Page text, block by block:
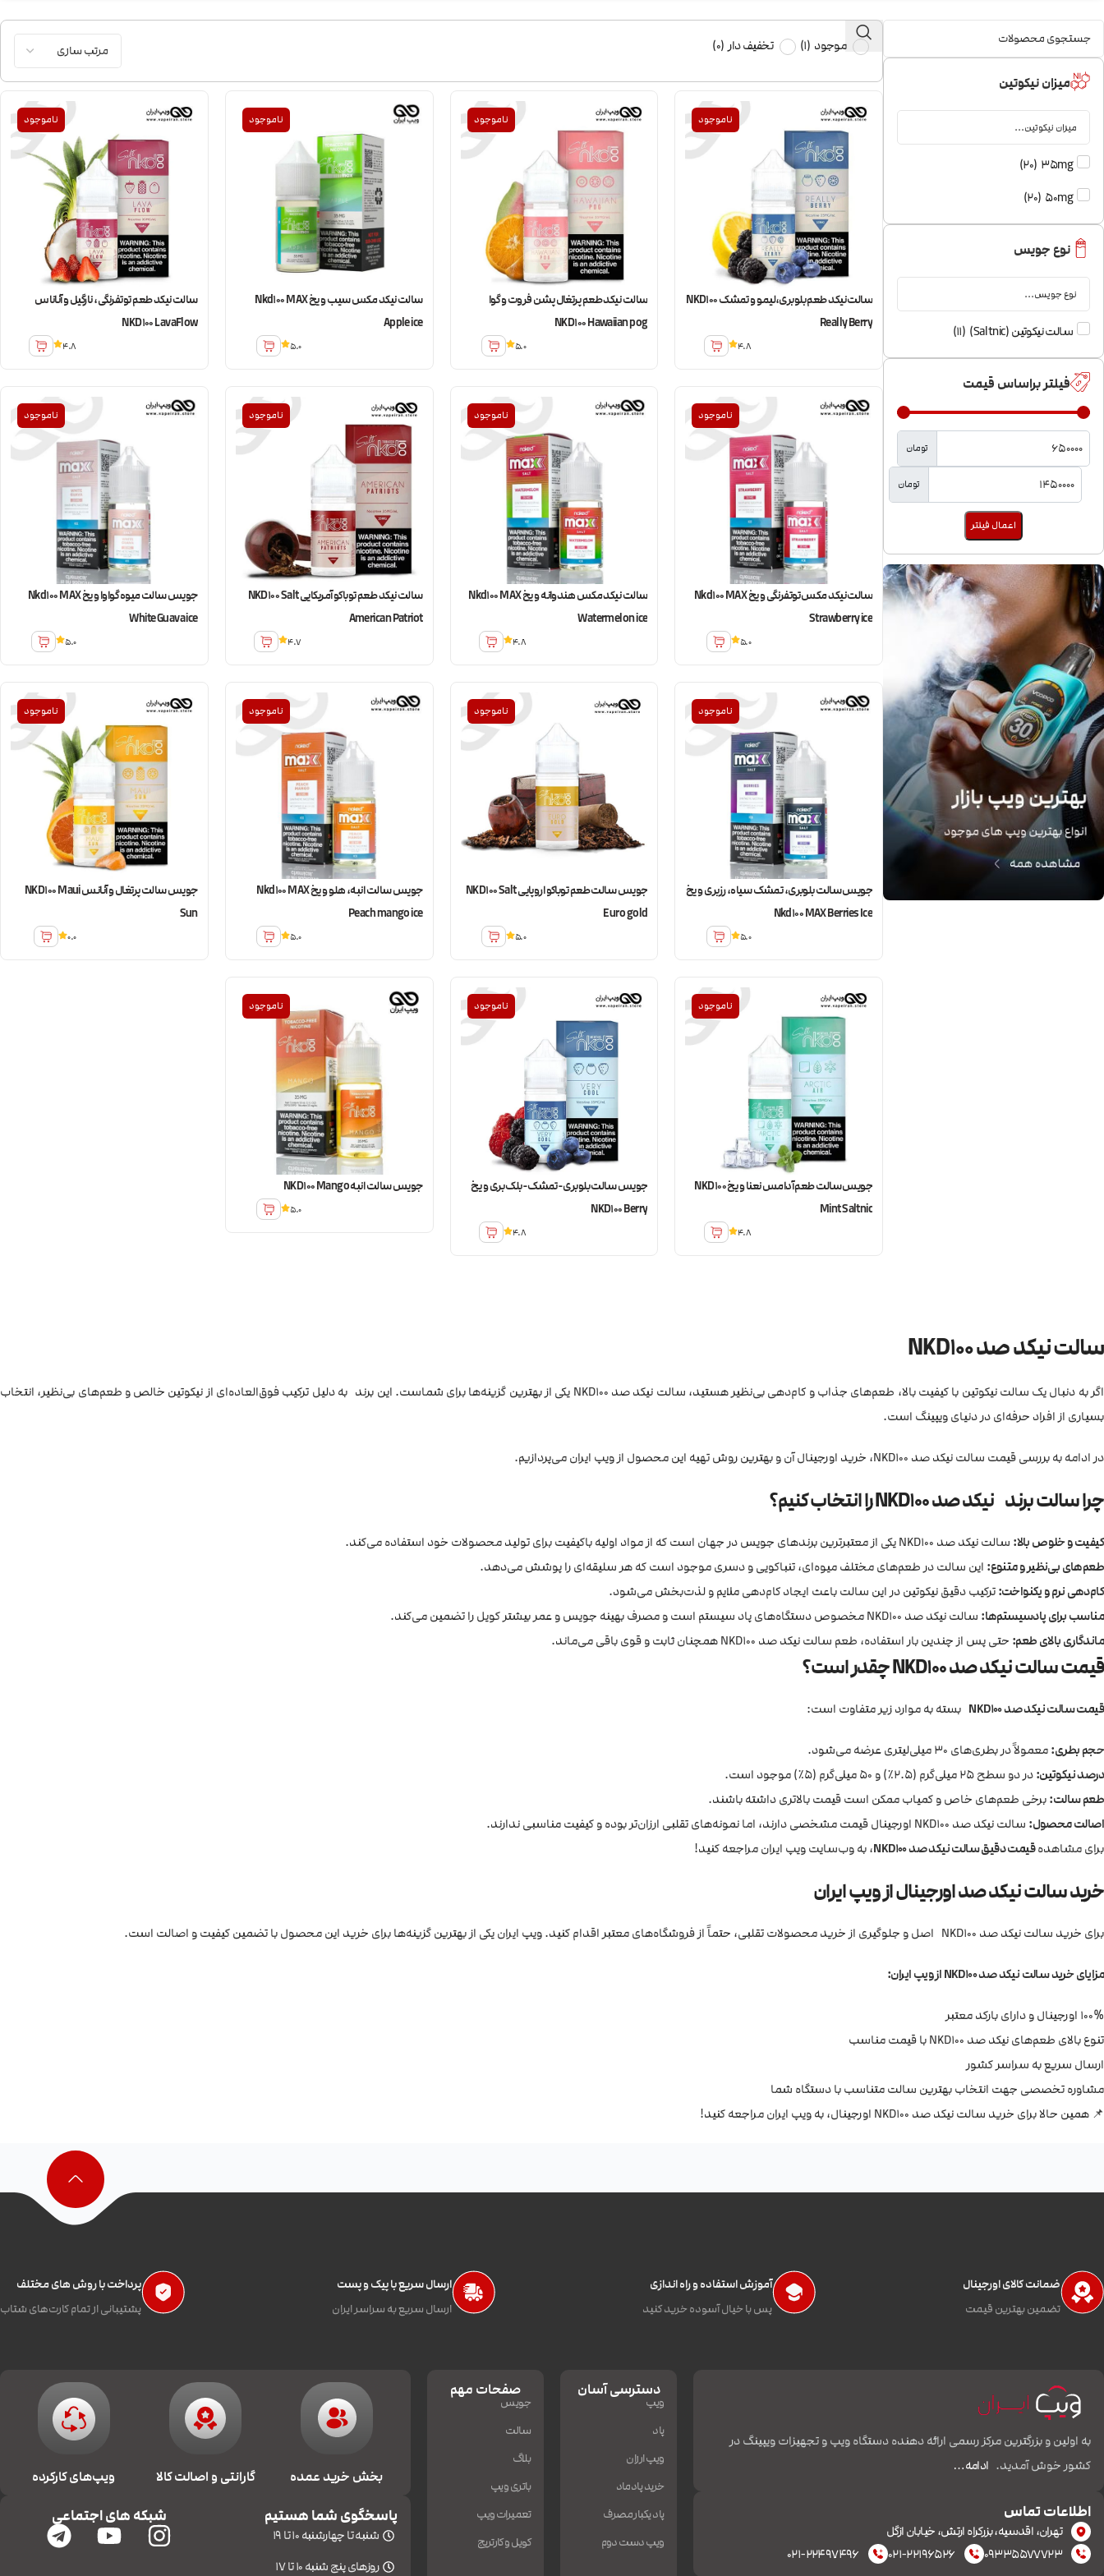
میزان نیکوتین
35mg
(
20
)
50mg
(
20
)
نوع جویس
سالت نیکوتین (Saltnic) (
11
)
فیلتر براساس قیمت
تومان
تومان
اعمال فیلتر
موجود (
1
) تخفیف دار (
0
)
ناموجود
سالت نیکد طعم بلوبری،لیمو و تمشک NKD100
Really Berry
4.8
ناموجود
سالت نیکد طعم پرتغال پشن فروت و گوا
NKD100 Hawaiian pog
5.0
ناموجود
سالت نیکد مکس سیب و یخ Nkd100 MAX
Apple ice
5.0
ناموجود
سالت نیکد طعم توتفرنگی، نارگیل و آناناس
NKD100 LavaFlow
4.8
ناموجود
سالت نیکد مکس توتفرنگی و یخ Nkd100 MAX
Strawberry ice
5.0
ناموجود
سالت نیکد مکس هندوانه و یخ Nkd100 MAX
Watermelon ice
4.8
ناموجود
سالت نیکد طعم توباکو آمریکایی NKD100 Salt
American Patriot
4.7
ناموجود
جویس سالت میوه گواوا و یخ Nkd100 MAX
White Guava ice
5.0
ناموجود
جویس سالت بلوبری، تمشک سیاه، رزبری و یخ
Nkd100 MAX Berries Ice
5.0
ناموجود
جویس سالت طعم توباکو اروپایی NKD100 Salt
Euro gold
5.0
ناموجود
جویس سالت انبه، هلو و یخ Nkd100 MAX
Peach mango ice
5.0
ناموجود
جویس سالت پرتغال و آنانس NKD100 Maui
Sun
0.0
ناموجود
جویس سالت طعم آدامس نعنا و یخ NKD100
Mint Saltnic
4.8
ناموجود
جویس سالت بلوبری-تمشک-بلک بری و یخ
NKD100 Berry
4.8
ناموجود
جویس سالت انبه NKD100 Mango
5.0
سالت نیکد صد NKD100
اگر به دنبال یک سالت نیکوتین با کیفیت بالا، طعم‌های جذاب و کام‌دهی بی‌نظیر هستید، سالت نیکد صد NKD100 یکی از بهترین گزینه‌ها برای شماست. این برند به دلیل ترکیب فوق‌العاده‌ای از نیکوتین خالص و طعم‌های بی‌نظیر، انتخاب
بسیاری از افراد حرفه‌ای در دنیای ویپینگ است.
در ادامه به بررسی قیمت سالت نیکد صد NKD100، خرید اورجینال آن و بهترین روش تهیه این محصول از ویپ ایران می‌پردازیم.
چرا سالت برند نیکد صد NKD100 را انتخاب کنیم؟
کیفیت و خلوص بالا: سالت نیکد صد NKD100 یکی از معتبرترین برندهای جویس در جهان است که از مواد اولیه باکیفیت برای تولید محصولات خود استفاده می‌کند.
طعم‌های بی‌نظیر و متنوع: این سالت در طعم‌های مختلف میوه‌ای، تنباکویی و دسری موجود است که هر سلیقه‌ای را پوشش می‌دهد.
کام‌دهی نرم و یکنواخت:ترکیب دقیق نیکوتین در این سالت باعث ایجاد کام‌دهی ملایم و لذت‌بخش می‌شود.
مناسب برای پادسیستم‌ها: سالت نیکد صد NKD100 مخصوص دستگاه‌های پاد سیستم است و مصرف بهینه جویس و عمر بیشتر کویل را تضمین می‌کند.
ماندگاری بالای طعم: حتی پس از چندین بار استفاده، طعم سالت نیکد صد NKD100 همچنان ثابت و قوی باقی می‌ماند.
قیمت سالت نیکد صد NKD100 چقدر است؟
قیمت سالت نیکد صد NKD100 بسته به موارد زیر متفاوت است:
حجم بطری:معمولاً در بطری‌های 30 میلی‌لیتری عرضه می‌شود.
درصد نیکوتین:در دو سطح 25 میلی‌گرم (2.5٪) و 50 میلی‌گرم (5٪) موجود است.
طعم سالت:برخی طعم‌های خاص و کمیاب ممکن است قیمت بالاتری داشته باشند.
اصالت محصول: سالت نیکد صد NKD100 اورجینال قیمت مشخصی دارند، اما نمونه‌های تقلبی ارزان‌تر بوده و کیفیت مناسبی ندارند.
برای مشاهدهقیمت دقیق سالت نیکد صد NKD100 ، به وب‌سایت ویپ ایران مراجعه کنید!
خرید سالت نیکد صد اورجینال از ویپ ایران
برای خرید سالت نیکد صد NKD100 اصل و جلوگیری از خرید محصولات تقلبی، حتماً از فروشگاه‌های معتبر اقدام کنید. ویپ ایران یکی از بهترین گزینه‌ها برای خرید این محصول با تضمین کیفیت و اصالت است.
مزایای خرید سالت نیکد صد NKD100 از ویپ ایران:
100% اورجینال و دارای بارکد معتبر
تنوع بالای طعم‌های نیکد صد NKD100 با قیمت مناسب
ارسال سریع به سراسر کشور
مشاوره تخصصی جهت انتخاب بهترین سالت متناسب با دستگاه شما
📌 همین حالا برای خرید سالت نیکد صد NKD100 اورجینال، به ویپ ایران مراجعه کنید!
ضمانت کالای اورجینال
تضمین بهترین قیمت
آموزش استفاده و راه اندازی
پس با خیال آسوده خرید کنید
ارسال سریع با پیک و پست
ارسال سریع به سراسر ایران
پرداخت با روش های مختلف
پشتیبانی از تمام کارت‌های شتاب
به اولین و بزرگترین مرکز رسمی ارائه دهنده دستگاه ویپ و تجهیزات ویپینگ در
کشور خوش آمدید. ادامه…
اطلاعات تماس
تهران، اقدسیه، بزرکراه ارتش، خیابان ازگل
۰۹۳۳۵۵۷۷۷۲۳
۰۲۱-۲۲۱۹۶۵۲۶ ۰۲۱-۲۲۴۹۷۴۹۶
دسترسی آسان
ویپ
پاد
ویپ ارزان
خرید پادماد
پاد یکبار مصرف
ویپ دست دوم
صفحات مهم
جویس
سالت
بلاگ
باتری ویپ
تعمیرات ویپ
کویل و کارتریج
بخش خرید عمده گارانتی و اصالت کالا ویپ‌های کارکرده
پاسخگوی شما هستیم
شنبه تا چهارشنبه 10 تا 19
روزهای پنج شنبه 10 تا 17
شبکه های اجتماعی